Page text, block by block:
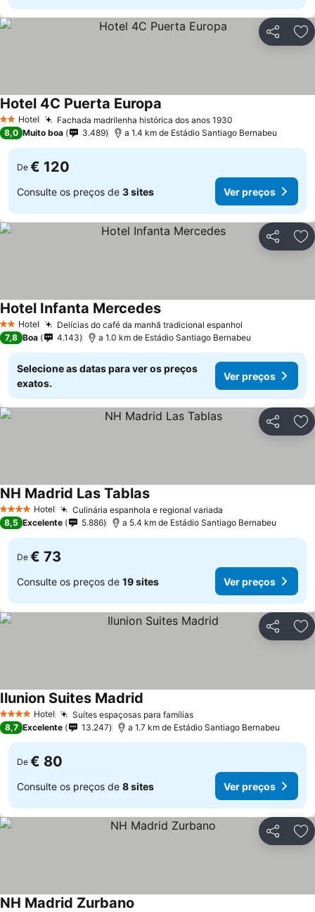
Partilhar
2 Estrelas
Hotel Fachada madrilenha histórica dos anos 1930
Hotel 4C Puerta Europa
8,0 Muito boa 3.489 a 1.4 km de Estádio Santiago Bernabeu
De € 120
Consulte os preços de 3 sites Ver preços
Partilhar
2 Estrelas
Hotel Delícias do café da manhã tradicional espanhol
Hotel Infanta Mercedes
7,8 Boa 4.143 a 1.0 km de Estádio Santiago Bernabeu
Selecione as datas para ver os preços
exatos.
Ver preços
Partilhar
4 EstrelasHotel Culinária espanhola e regional variada
NH Madrid Las Tablas
8,5 Excelente 5.886 a 5.4 km de Estádio Santiago Bernabeu
De € 73
Consulte os preços de 19 sites Ver preços
Partilhar
4 EstrelasHotel Suítes espaçosas para famílias
Ilunion Suites Madrid
8,7 Excelente 13.247 a 1.7 km de Estádio Santiago Bernabeu
De € 80
Consulte os preços de 8 sites Ver preços
Partilhar
NH Madrid Zurbano